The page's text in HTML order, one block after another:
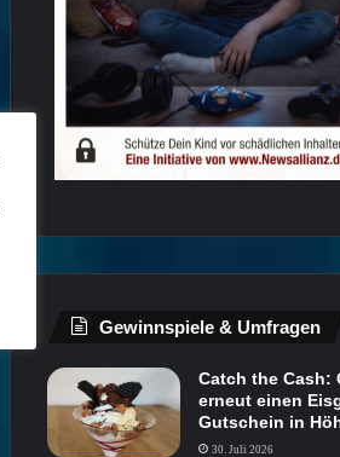
Gewinnspiele & Umfragen
Catch the Cash:
erneut einen
Gutschein in
30. Juli 2026